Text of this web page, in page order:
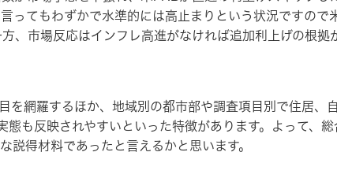
ってもわずかで水準的には高止まりという状況ですので
、市場反応はインフレ高進がなければ追加利上げの根拠
網羅するほか、地域別の都市部や調査項目別で住居、
も反映されやすいといった特徴があります。よって、総
説得材料であったと言えるかと思います。